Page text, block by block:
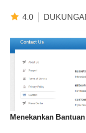
4.0
Menekankan